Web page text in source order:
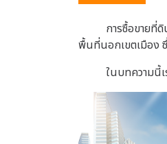
การซื้อขายที่ดิ
พื้นที่นอกเขตเมือง
ในบทความนี้เรา